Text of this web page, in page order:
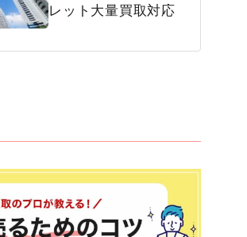
レット大量買取対応